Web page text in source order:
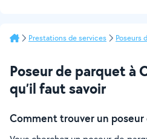
Prestations de services Poseurs
Poseur de parquet à
qu’il faut savoir
Comment trouver un poseur